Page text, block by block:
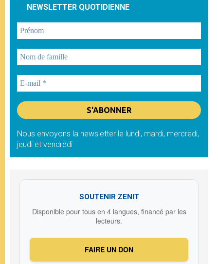
NEWSLETTER QUOTIDIENNE
Nous envoyons la newsletter le lundi, mardi, mercredi,
jeudi et vendredi
SOUTENIR ZENIT
Disponible pour tous en 4 langues, financé par les
lecteurs.
FAIRE UN DON